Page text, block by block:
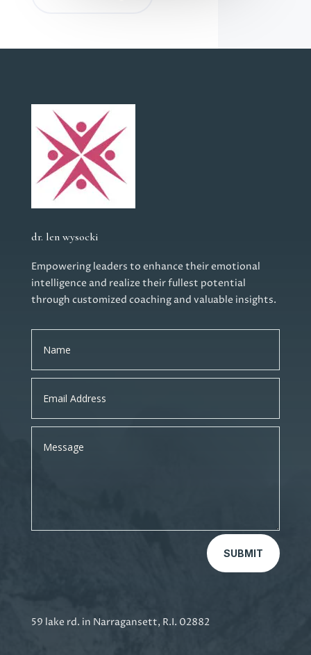
dr. len wysocki
Empowering leaders to enhance their emotional
intelligence and realize their fullest potential
through customized coaching and valuable insights.
SUBMIT
59 lake rd. in Narragansett, R.I. 02882